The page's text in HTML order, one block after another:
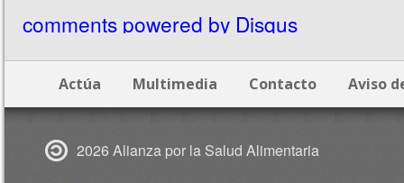
comments powered by Disqus
Actúa Multimedia Contacto Aviso
2026 Alianza por la Salud Alimentaria